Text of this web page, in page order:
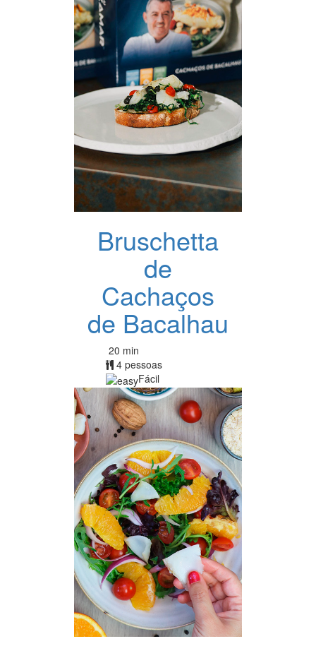
Bruschetta
de
Cachaços
de Bacalhau
20 min
4 pessoas
Fácil